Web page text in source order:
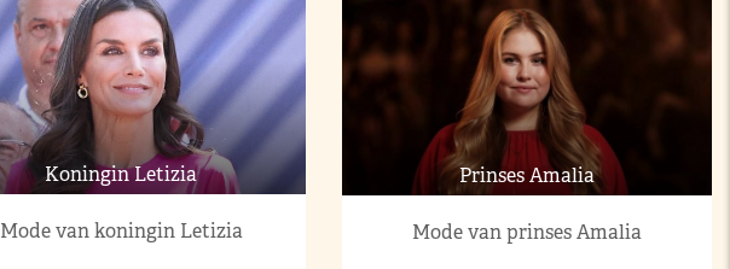
Koningin Letizia
Mode van koningin Letizia
Prinses Amalia
Mode van prinses Amalia